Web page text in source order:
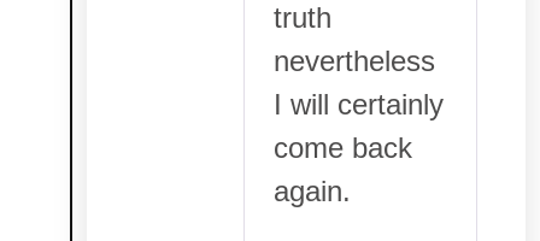
truth
nevertheless
I will certainly
come back
again.